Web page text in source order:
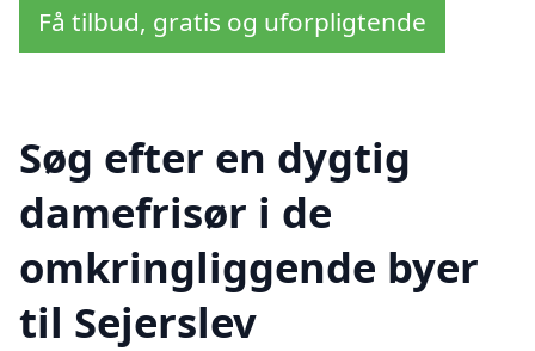
Få tilbud, gratis og uforpligtende
Søg efter en dygtig
damefrisør i de
omkringliggende byer
til Sejerslev